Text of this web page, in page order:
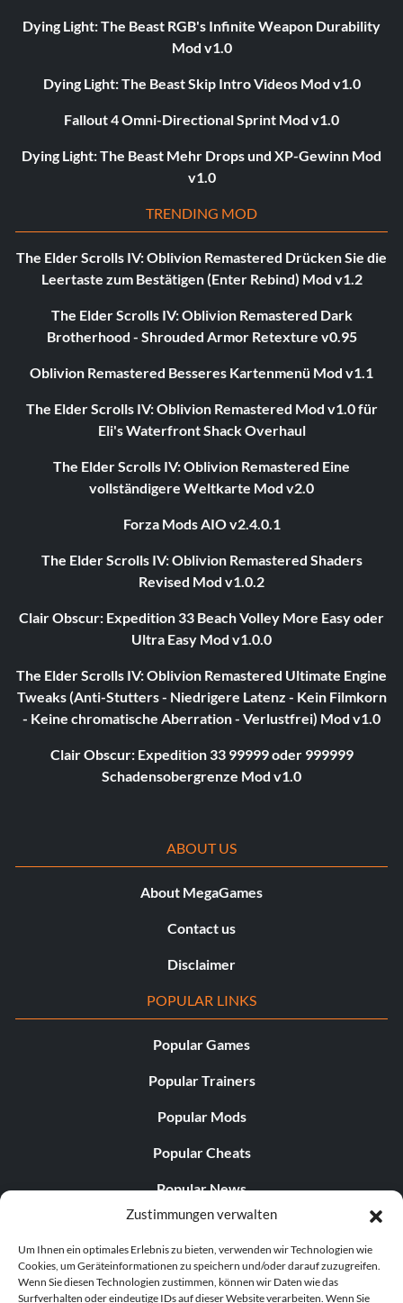
Zustimmungen verwalten
Um Ihnen ein optimales Erlebnis zu bieten, verwenden wir Technologien wie
Cookies, um Geräteinformationen zu speichern und/oder darauf zuzugreifen.
Wenn Sie diesen Technologien zustimmen, können wir Daten wie das
Surfverhalten oder eindeutige IDs auf dieser Website verarbeiten. Wenn Sie
Dying Light: The Beast RGB's Infinite Weapon Durability
Mod v1.0
Dying Light: The Beast Skip Intro Videos Mod v1.0
Fallout 4 Omni-Directional Sprint Mod v1.0
Dying Light: The Beast Mehr Drops und XP-Gewinn Mod
v1.0
TRENDING MOD
The Elder Scrolls IV: Oblivion Remastered Drücken Sie die
Leertaste zum Bestätigen (Enter Rebind) Mod v1.2
The Elder Scrolls IV: Oblivion Remastered Dark
Brotherhood - Shrouded Armor Retexture v0.95
Oblivion Remastered Besseres Kartenmenü Mod v1.1
The Elder Scrolls IV: Oblivion Remastered Mod v1.0 für
Eli's Waterfront Shack Overhaul
The Elder Scrolls IV: Oblivion Remastered Eine
vollständigere Weltkarte Mod v2.0
Forza Mods AIO v2.4.0.1
The Elder Scrolls IV: Oblivion Remastered Shaders
Revised Mod v1.0.2
Clair Obscur: Expedition 33 Beach Volley More Easy oder
Ultra Easy Mod v1.0.0
The Elder Scrolls IV: Oblivion Remastered Ultimate Engine
Tweaks (Anti-Stutters - Niedrigere Latenz - Kein Filmkorn
- Keine chromatische Aberration - Verlustfrei) Mod v1.0
Clair Obscur: Expedition 33 99999 oder 999999
Schadensobergrenze Mod v1.0
ABOUT US
About MegaGames
Contact us
Disclaimer
POPULAR LINKS
Popular Games
Popular Trainers
Popular Mods
Popular Cheats
Popular News
Popular Editorials
Popular Free Games
LATEST UPDATES